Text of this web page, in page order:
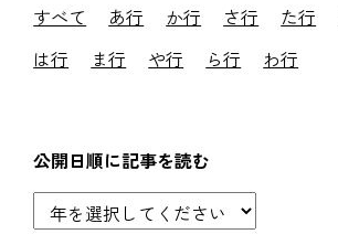
すべて あ行 か行 さ行 た行
は行
ま行 や行 ら行 わ行
公開日順に記事を読む